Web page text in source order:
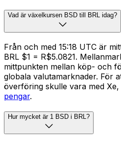
Vad är växelkursen BSD till BRL idag?
Från och med 15:18 UTC är
BRL $1 = R$5.0821.
mittpunkten mellan köp- och
globala valutamarknader. För
överföring skulle vara med
pengar.
Hur mycket är 1 BSD i BRL?